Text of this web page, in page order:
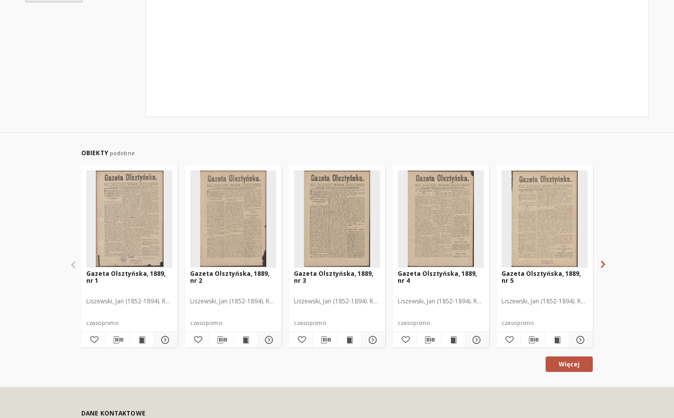
OBIEKTY podobne
Gazeta Olsztyńska, 1889,
nr 1
Liszewski, Jan (1852-1894). Red.
czasopismo
Gazeta Olsztyńska, 1889,
nr 2
Liszewski, Jan (1852-1894). Red.
czasopismo
Gazeta Olsztyńska, 1889,
nr 3
Liszewski, Jan (1852-1894). Red.
czasopismo
Gazeta Olsztyńska, 1889,
nr 4
Liszewski, Jan (1852-1894). Red.
czasopismo
Gazeta Olsztyńska, 1889,
nr 5
Liszewski, Jan (1852-1894). Red.
czasopismo
Więcej
DANE KONTAKTOWE